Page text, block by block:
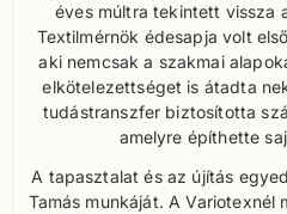
éves múltra tekintett vissza
Textilmérnök édesapja volt
aki nemcsak a szakmai
elkötelezettséget is átadta
tudástranszfer biztosította
amelyre építhette
A tapasztalat és az újítás
Tamás munkáját. A